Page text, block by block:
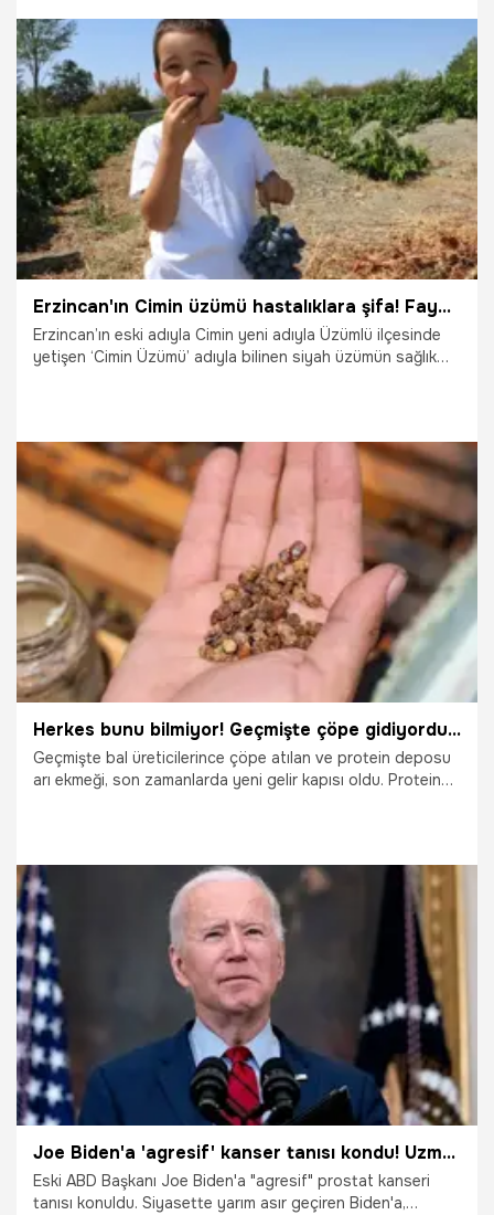
atandı.
16.09.2025 Çalışma Hayatı
Erzincan'ın Cimin üzümü hastalıklara şifa! Faydaları saymakla bitmiyor.
Erzincan’ın eski adıyla Cimin yeni adıyla Üzümlü ilçesinde
yetişen ‘Cimin Üzümü’ adıyla bilinen siyah üzümün sağlık
1.09.2025 Gündem
Herkes bunu bilmiyor! Geçmişte çöpe gidiyordu, şimdi kilosu 3 bin TL’den satılıyor
Geçmişte bal üreticilerince çöpe atılan ve protein deposu
arı ekmeği, son zamanlarda yeni gelir kapısı oldu. Protein
18.06.2025 Ekonomi
Joe Biden'a 'agresif' kanser tanısı kondu! Uzman isimler arasında büyük tartışma çıktı: Akılalmaz bir durum
Eski ABD Başkanı Joe Biden'a "agresif" prostat kanseri
tanısı konuldu. Siyasette yarım asır geçiren Biden'a,